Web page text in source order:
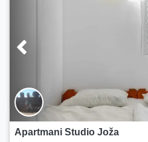
Apartmani Studio Joža